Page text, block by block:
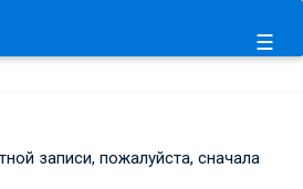
☰
записи, пожалуйста, сначала